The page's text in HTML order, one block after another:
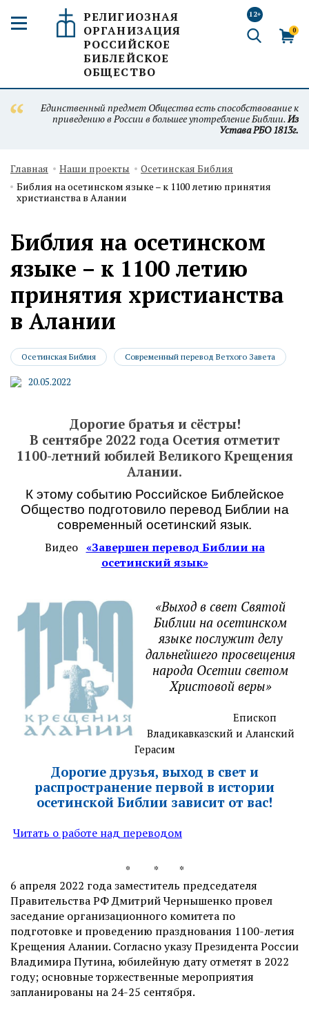
РЕЛИГИОЗНАЯ
ОРГАНИЗАЦИЯ
РОССИЙСКОЕ
БИБЛЕЙСКОЕ
ОБЩЕСТВО
12+
0
Единственный предмет Общества есть способствование к
приведению в России в большее употребление Библии.Из
Устава РБО 1813г.
Главная Наши проекты
Осетинская Библия
Библия на осетинском языке – к 1100 летию принятия
христианства в Алании
Библия на осетинском
языке – к 1100 летию
принятия христианства
в Алании
Осетинская Библия Современный перевод Ветхого Завета
20.05.2022
Дорогие братья и сёстры!
В сентябре 2022 года Осетия отметит
1100-летний юбилей Великого Крещения
Алании.
К этому событию Российское Библейское
Общество подготовило перевод Библии на
современный осетинский язык.
Видео «Завершен перевод Библии на
осетинский язык»
«Выход в свет Святой
Библии на осетинском
языке послужит делу
дальнейшего просвещения
народа Осетии светом
Христовой веры»
Епископ
Владикавказский и Аланский
Герасим
Дорогие друзья, выход в свет и
распространение первой в истории
осетинской Библии зависит от вас!
Читать о работе над переводом
* * *
6 апреля 2022 года заместитель председателя
Правительства РФ Дмитрий Чернышенко провел
заседание организационного комитета по
подготовке и проведению празднования 1100-летия
Крещения Алании. Согласно указу Президента России
Владимира Путина, юбилейную дату отметят в 2022
году; основные торжественные мероприятия
запланированы на 24-25 сентября.